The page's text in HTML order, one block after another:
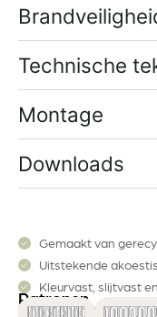
Technische
Montage
Downloads
Gemaakt van
Uitstekende
Kleurvast, slijtvast
Mooi en duurzaam
Patronen